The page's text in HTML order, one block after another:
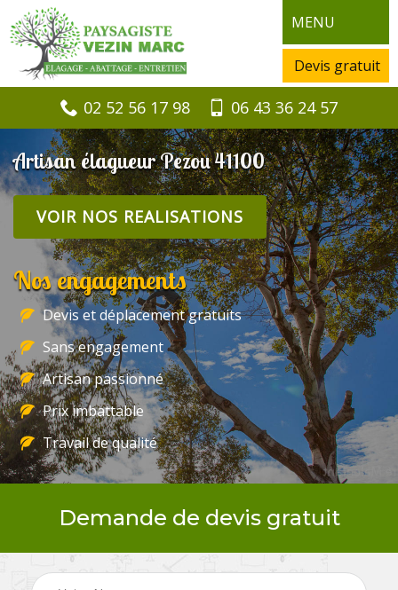
MENU
Devis gratuit
02 52 56 17 98 06 43 36 24 57
Artisan élagueur Pezou 41100
VOIR NOS REALISATIONS
Nos engagements
Devis et déplacement gratuits
Sans engagement
Artisan passionné
Prix imbattable
Travail de qualité
Demande de devis gratuit